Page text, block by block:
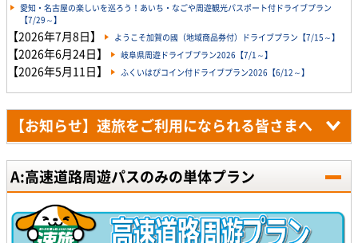
愛知・名古屋の楽しいを巡ろう！あいち・なごや周遊観光パスポート付ドライブプラン
【7/29～】
【2026年7月8日】 ようこそ加賀の國（地域商品券付）ドライブプラン【7/15～】
【2026年6月24日】 岐阜県周遊ドライブプラン2026【7/1～】
【2026年5月11日】 ふくいはぴコイン付ドライブプラン2026【6/12～】
【お知らせ】速旅をご利用になられる皆さまへ
A:高速道路周遊パスのみの単体プラン